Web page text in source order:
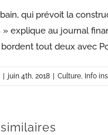
qui prévoit la
» explique au journal
tout deux avec
| juin 4th, 2018 | Culture Info